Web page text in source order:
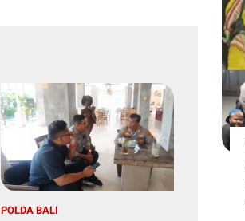
POLDA BALI